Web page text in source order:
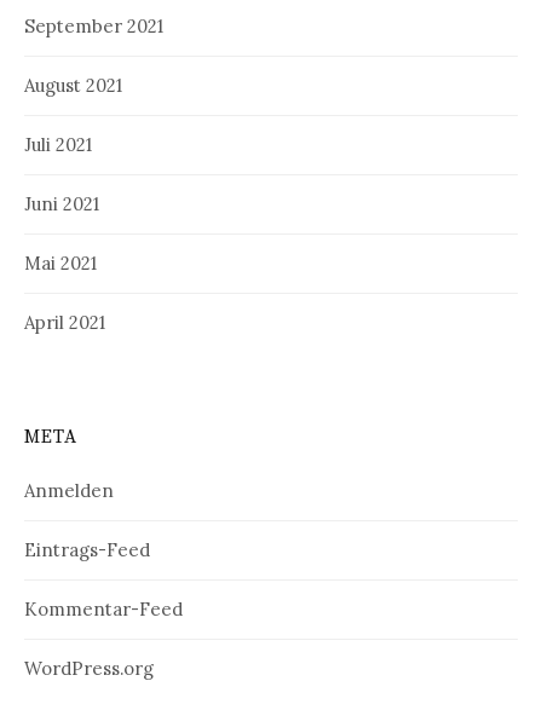
September 2021
August 2021
Juli 2021
Juni 2021
Mai 2021
April 2021
META
Anmelden
Eintrags-Feed
Kommentar-Feed
WordPress.org